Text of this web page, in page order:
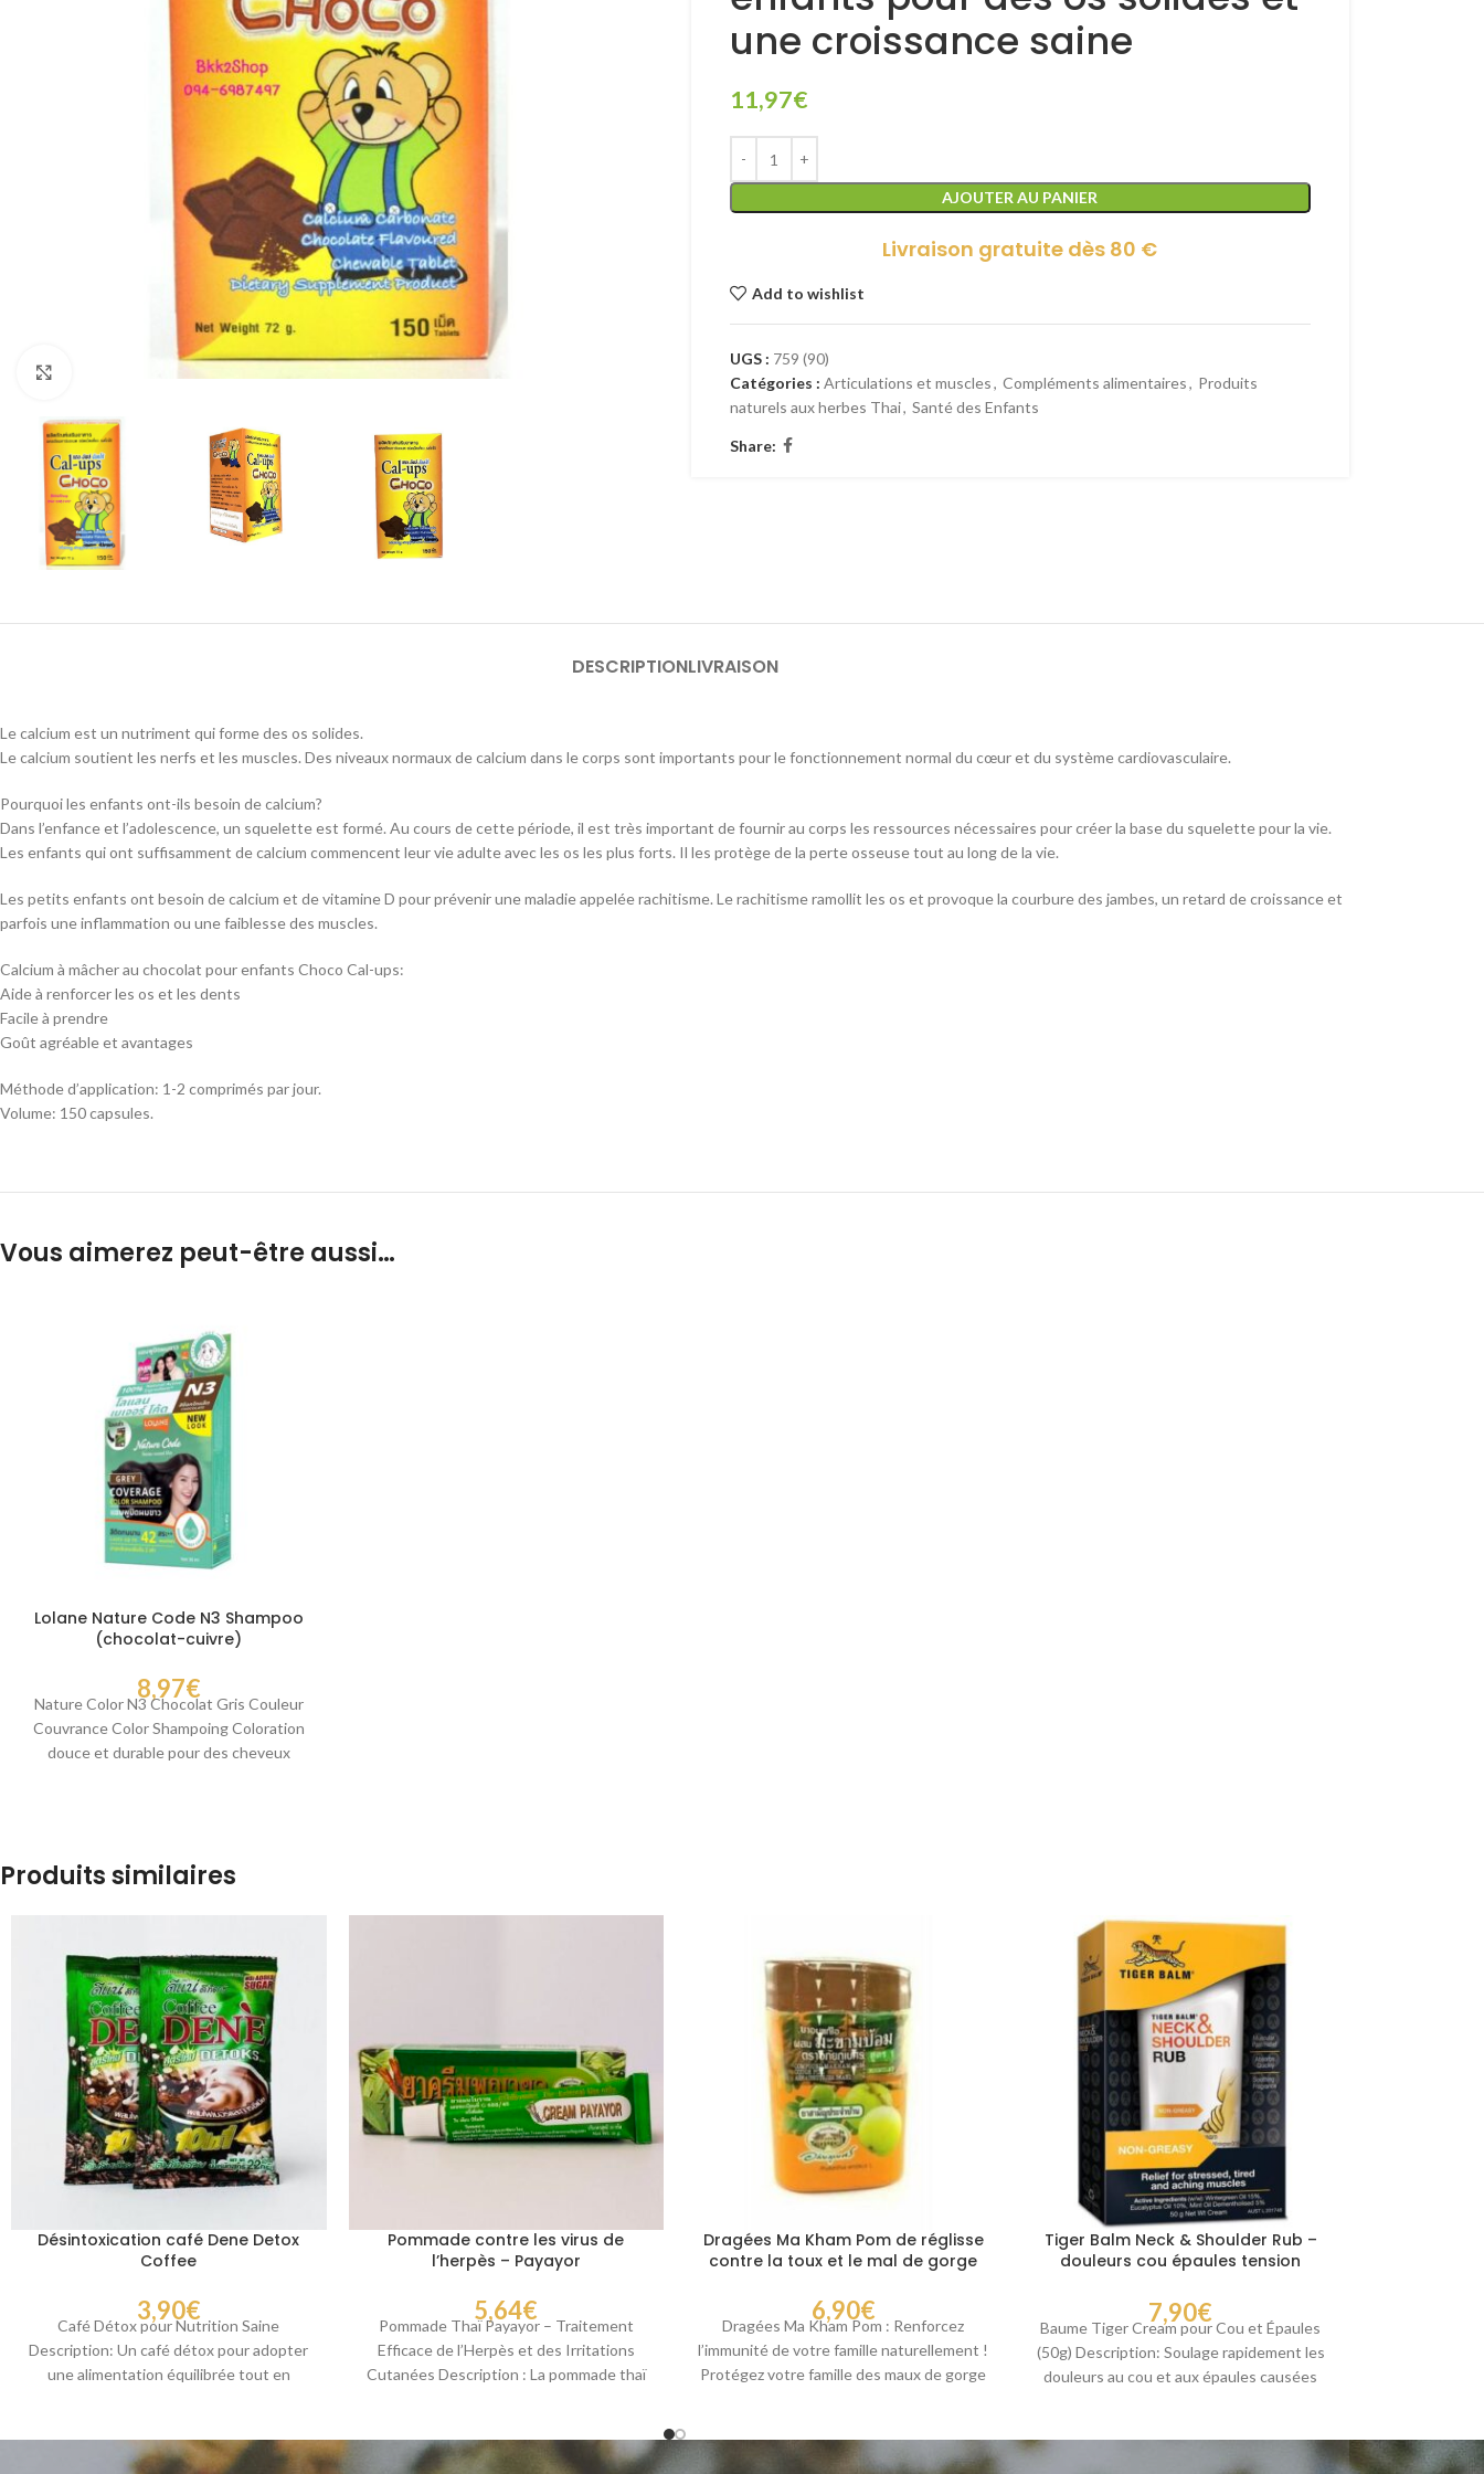
une croissance saine
11,97€
AJOUTER AU PANIER
Livraison gratuite dès 80 €
Add to wishlist
UGS : 759 (90)
Catégories : Articulations et muscles, Compléments alimentaires, Produits
naturels aux herbes Thai, Santé des Enfants
Share:
DESCRIPTIONLIVRAISON
Le calcium est un nutriment qui forme des os solides.
Le calcium soutient les nerfs et les muscles. Des niveaux normaux de calcium dans le corps sont importants pour le fonctionnement normal du cœur et du système cardiovasculaire.
Pourquoi les enfants ont-ils besoin de calcium?
Dans l’enfance et l’adolescence, un squelette est formé. Au cours de cette période, il est très important de fournir au corps les ressources nécessaires pour créer la base du squelette pour la vie.
Les enfants qui ont suffisamment de calcium commencent leur vie adulte avec les os les plus forts. Il les protège de la perte osseuse tout au long de la vie.
Les petits enfants ont besoin de calcium et de vitamine D pour prévenir une maladie appelée rachitisme. Le rachitisme ramollit les os et provoque la courbure des jambes, un retard de croissance et
parfois une inflammation ou une faiblesse des muscles.
Calcium à mâcher au chocolat pour enfants Choco Cal-ups:
Aide à renforcer les os et les dents
Facile à prendre
Goût agréable et avantages
Méthode d’application: 1-2 comprimés par jour.
Volume: 150 capsules.
Vous aimerez peut-être aussi…
Lolane Nature Code N3 Shampoo
(chocolat-cuivre)
8,97€
Nature Color N3 Chocolat Gris Couleur
Couvrance Color Shampoing Coloration
douce et durable pour des cheveux
Produits similaires
Désintoxication café Dene Detox
Coffee
3,90€
Café Détox pour Nutrition Saine
Description: Un café détox pour adopter
une alimentation équilibrée tout en
Pommade contre les virus de
l’herpès – Payayor
5,64€
Pommade Thaï Payayor – Traitement
Efficace de l’Herpès et des Irritations
Cutanées Description : La pommade thaï
Dragées Ma Kham Pom de réglisse
contre la toux et le mal de gorge
6,90€
Dragées Ma Kham Pom : Renforcez
l’immunité de votre famille naturellement !
Protégez votre famille des maux de gorge
Tiger Balm Neck & Shoulder Rub –
douleurs cou épaules tension
7,90€
Baume Tiger Cream pour Cou et Épaules
(50g) Description: Soulage rapidement les
douleurs au cou et aux épaules causées